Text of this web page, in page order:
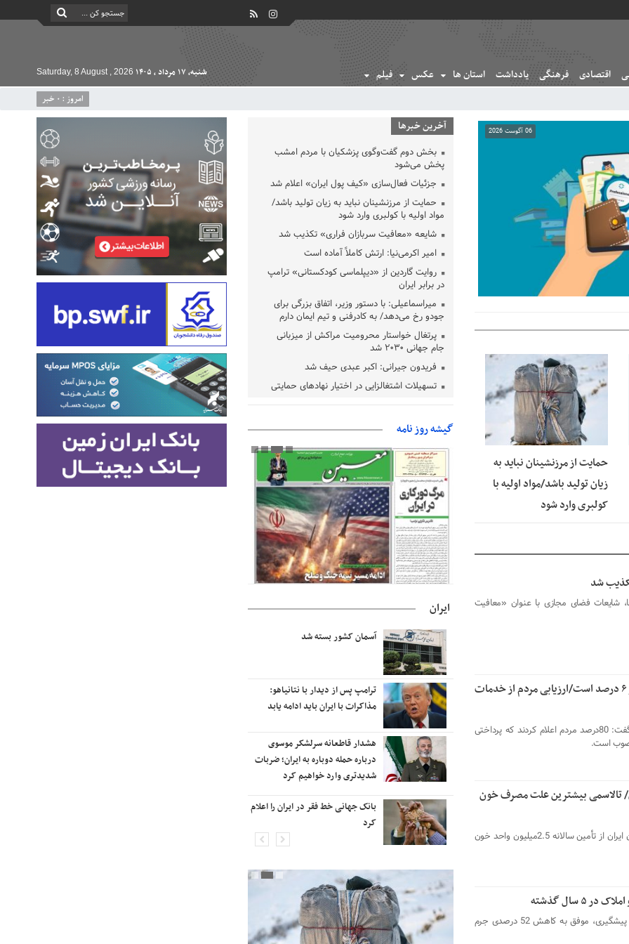
اقتصادی فرهنگی یادداشت استان ها عکس فیلم شنبه, ۱۷ مرداد , ۱۴۰۵ Saturday, 8 August , 2026
امروز : 0 خبر
06 آگوست 2026
06 آگوست 2026
حمایت از مرزنشینان نباید به
زیان تولید باشد/مواد اولیه با
کولبری وارد شود
شد
شایعات فضای مجازی با عنوان «معافیت
زیرمیزی در جامعه پزشکی کمتر از ۶ درصد است/ارزیابی مردم از خدمات
معین نیوز_رئیس سازمان نظام پزشکی گفت: 80درصد مردم اعلام کردند که پرداختی
است.
واحد خون/ تالاسمی بیشترین علت مصرف‌ خون
معین نیوز_مدیرعامل سازمان انتقال خون ایران از تأمین سالانه 2.5میلیون واحد خون
معین نیوز_در 5سال گذشته با تمرکز بر پیشگیری، موفق به کاهش 52 درصدی جرم
آخرین خبرها
بخش دوم گفت‌وگوی پزشکیان با مردم امشب
پخش می‌شود
جزئیات فعال‌سازی «کیف پول ایران» اعلام شد
حمایت از مرزنشینان نباید به زیان تولید باشد/
مواد اولیه با کولبری وارد شود
شایعه «معافیت سربازان فراری» تکذیب شد
امیر اکرمی‌نیا: ارتش کاملاً آماده است
روایت گاردین از «دیپلماسی کودکستانی» ترامپ
در برابر ایران
میراسماعیلی: با دستور وزیر، اتفاق بزرگی برای
جودو رخ می‌دهد/ به کادرفنی و تیم ایمان دارم
پرتغال خواستار محرومیت مراکش از میزبانی
جام جهانی ۲۰۳۰ شد
فریدون جیرانی: اکبر عبدی حیف شد
تسهیلات اشتغالزایی در اختیار نهادهای حمایتی
فدراسیون فوتبال با حضور قلعه‌نویی مشخص شد
دفتر رهبر انقلاب: مطالب خارج از مراجع رسمی
فاقد سندیت است
بقائی: فضای مذاکرات فنی و سیاسی ایران و
عمان درباره تنگه هرمز، مثبت است
رئیس سازمان جهاد کشاورزی استان: کشاورزان
گیلان نسبت به دریافت یارانه کود اقدام کنند
تمدید مهلت اظهارنامه‌های مالیاتی سال ۱۴۰۴ تا
پایان شهریورماه
گیشه روز نامه
ایران
نفتکش ایرانی «سیلی سیتی» وارد
آسمان کشور بسته شد
ترامپ پس از دیدار با نتانیاهو:
مذاکرات با ایران باید ادامه یابد
هشدار قاطعانه سرلشکر موسوی
درباره حمله دوباره به ایران؛ ضربات
شدیدتری وارد خواهیم کرد
بانک جهانی خط فقر در ایران را اعلام
کرد
 